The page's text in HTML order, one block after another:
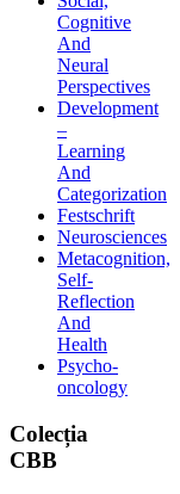
Cognitive
And
Neural
Perspectives
Development
–
Learning
And
Categorization
Festschrift
Neurosciences
Metacognition,
Self-
Reflection
And
Health
Psycho-
oncology
Colecția
CBB